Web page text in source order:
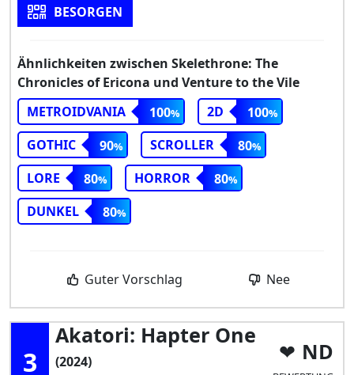
BESORGEN
Ähnlichkeiten zwischen Skelethrone: The
Chronicles of Ericona und Venture to the Vile
METROIDVANIA
100 2D
100
GOTHIC
90 SCROLLER
80
LORE
80 HORROR
80
DUNKEL
80
Guter Vorschlag Nee
3
Akatori: Hapter One
(2024) ND